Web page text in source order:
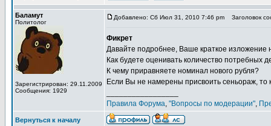
Баламут
Политолог
Зарегистрирован: 29.11.2009
Сообщения: 1929
Добавлено: Сб Июл 31, 2010 7:46 pm Заголовок
Фикрет
Давайте подробнее, Ваше краткое изложение
Как будете оценивать количество потребных
К чему приравняете номинал нового рубля?
Если Вы не намерены присвоить сеньораж, то
Правила Форума, "Вопросы по модерации",
Вернуться к началу